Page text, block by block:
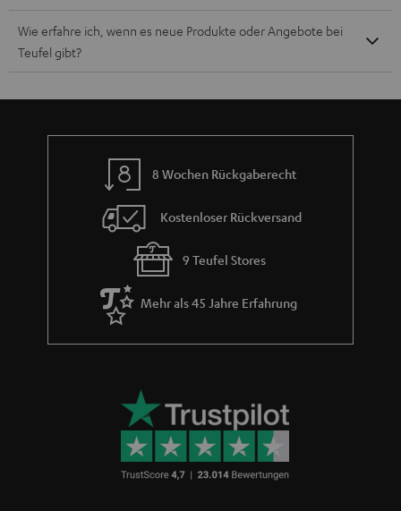
Wie erfahre ich, wenn es neue Produkte oder Angebote bei
Teufel gibt?
8 Wochen Rückgaberecht
Kostenloser Rückversand
9 Teufel Stores
Mehr als 45 Jahre Erfahrung